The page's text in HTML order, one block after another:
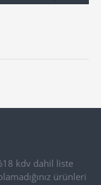
kdv dahil liste
ürünleri